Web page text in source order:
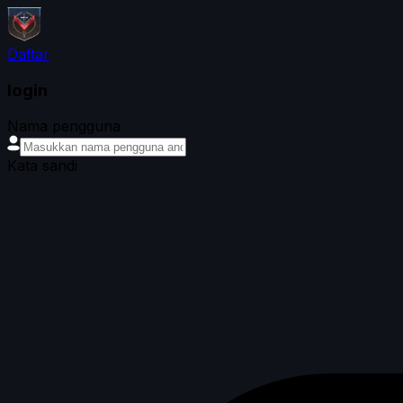
Daftar
login
Nama pengguna
Kata sandi